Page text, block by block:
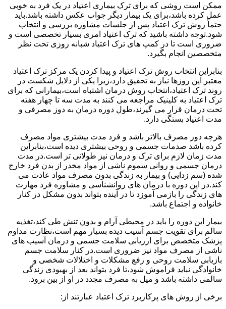
ممکن است روشی که برای ترک بیماری اعتیاد در یک فرد به خوبی
عمل کرده باشد،برای یک بیمار دیگر جواب عکس داشته باشد.باید
حتماً روش ترک اعتیاد پس از جلسات مشاوره بررسی و انتخاب
شود.توجه داشته باشید که ترک اعتیاد امری بسیار تخصصی است و
ضروری است تا در کمپ های ترک اعتیاد شبانه روزی تحت نظر
متخصصین انجام بگیرد.
بنابراین انتخاب روش ترک اعتیاد و پیدا کردن یک مرکز ترک اعتیاد
معتبر این روزها نیاز به تحقیق دارد،زیرا یکی از دلایل شکست در
روند ترک اعتیاد،انتخاب روش درمان اشتباه است،بیمارانی که برای
ترک اعتیاد به کلینیک مراجعه می کنند به مدت سه تا چهار هفته
تحت درمان قرار می گیرند،طول دوره درمان به دوز مصرفی و
مدت اعتیاد بستگی دارد.
هرچه دوز مصرف بالاتر باشد و فرد مدت بیشتری مواد مصرف
کرده باشد صدمات جسمی و روحی بیشتری دیده است،بنابراین
مدت زمان لازم برای ترک و درمان نیز طولانی تر است.در مدت
درمان جسمی و روانی سموم ناشی از مواد مخدر از بدن فرد خارج
شده (سم زدایی) و بیمار به زندگی بدون مصرف مواد عادت می
کند.در این دوره با درمان های روانشناسی و مشاوره فرد مهارت
های زندگی را بازمی آموزد تا در آینده بتواند بدون مشکل در کنار
خانواده و اجتماع باشد.
بیمار این دوره را باید در محیطی آرام و بدون تنش طی کند،تغذیه
سالم برای تقویت جسم آسیب دیده بسیار مهم است،نظارت مداوم
پزشک متخصص برای ارزیابی سلامت جسمی و درمان آسیب های
ناشی از مصرف مواد نیز ضروری است.در کنار سلامت جسم
بازیابی سلامت روحی و رفع مشکلات و اختلالات شخصی و
خانوادگی نباید فراموش شود،تا فرد بتواند بعد از بهبودی زندگی
سالمی داشته باشد و میل به مصرف مجدد در او از بین برود.
برخی از روش های پرکاربرد ترک اعتیاد عبارتند از: